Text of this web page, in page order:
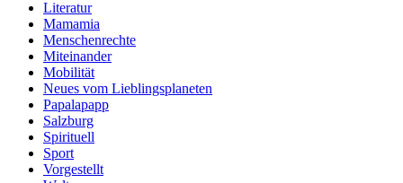
Literatur
Mamamia
Menschenrechte
Miteinander
Mobilität
Neues vom Lieblingsplaneten
Papalapapp
Salzburg
Spirituell
Sport
Vorgestellt